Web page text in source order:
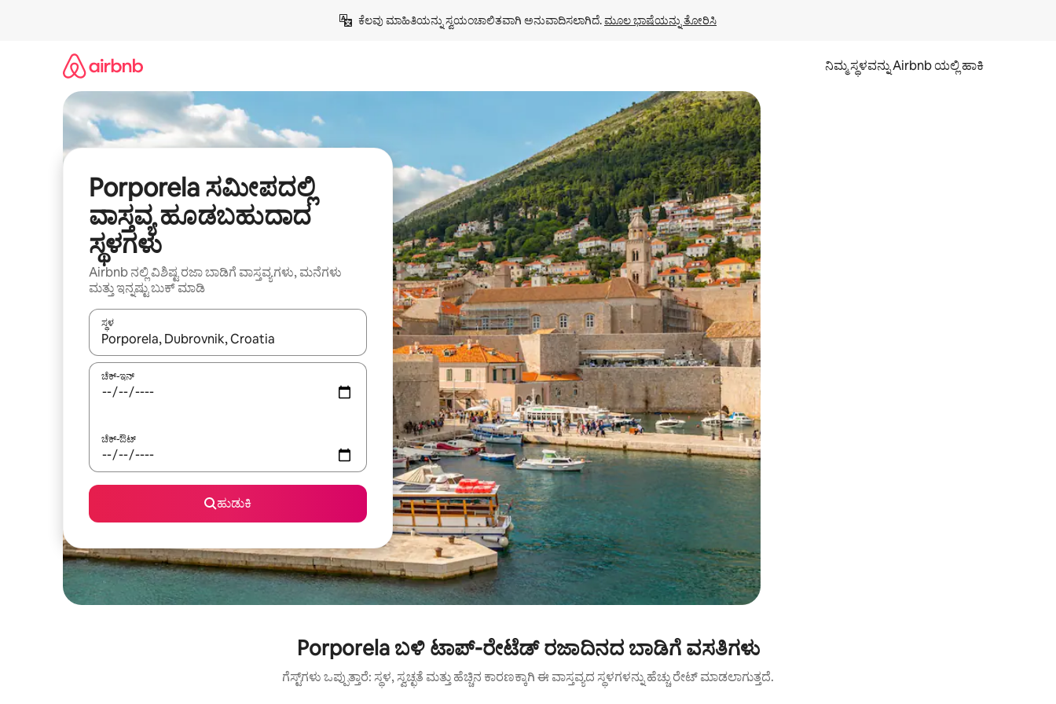
ಕೆಲವು ಮಾಹಿತಿಯನ್ನು ಸ್ವಯಂಚಾಲಿತವಾಗಿ ಅನುವಾದಿಸಲಾಗಿದೆ. ಮೂಲ ಭಾಷೆಯನ್ನು ತೋರಿಸಿ
ನಿಮ್ಮ ಸ್ಥಳವನ್ನು Airbnb ಯಲ್ಲಿ ಹಾಕಿ
Porporela ಸಮೀಪದಲ್ಲಿ
ವಾಸ್ತವ್ಯ ಹೂಡಬಹುದಾದ
ಸ್ಥಳಗಳು
Airbnb ನಲ್ಲಿ ವಿಶಿಷ್ಟ ರಜಾ ಬಾಡಿಗೆ ವಾಸ್ತವ್ಯಗಳು, ಮನೆಗಳು
ಮತ್ತು ಇನ್ನಷ್ಟು ಬುಕ್ ಮಾಡಿ
ಸ್ಥಳ
ಫಲಿತಾಂಶಗಳು ಲಭ್ಯವಿರುವಾಗ, ಅಪ್ ಮತ್ತು ಡೌನ್ ಬಾಣದ ಕೀಲಿಗಳೊಂದಿಗೆ ನ್ಯಾವಿಗೇಟ್ ಮಾಡಿ ಅಥವಾ ಸ್ಪರ್ಶ ಅಥವಾ ಸ್ವೈಪ್ ಗೆಸ್ಚರ್‌ಗಳ ಮೂಲಕ ಅನ್ವೇಷಿಸಿ.
ಚೆಕ್-ಇನ್
ಚೆಕ್-ಔಟ್
ಹುಡುಕಿ
Porporela ಬಳಿ ಟಾಪ್-ರೇಟೆಡ್ ರಜಾದಿನದ ಬಾಡಿಗೆ ವಸತಿಗಳು
ಗೆಸ್ಟ್‌ಗಳು ಒಪ್ಪುತ್ತಾರೆ: ಸ್ಥಳ, ಸ್ವಚ್ಛತೆ ಮತ್ತು ಹೆಚ್ಚಿನ ಕಾರಣಕ್ಕಾಗಿ ಈ ವಾಸ್ತವ್ಯದ ಸ್ಥಳಗಳನ್ನು ಹೆಚ್ಚು ರೇಟ್ ಮಾಡಲಾಗುತ್ತದೆ.